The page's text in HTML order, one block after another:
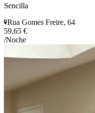
Sencilla
Rua Gomes Freire, 64
59,65 €
/Noche